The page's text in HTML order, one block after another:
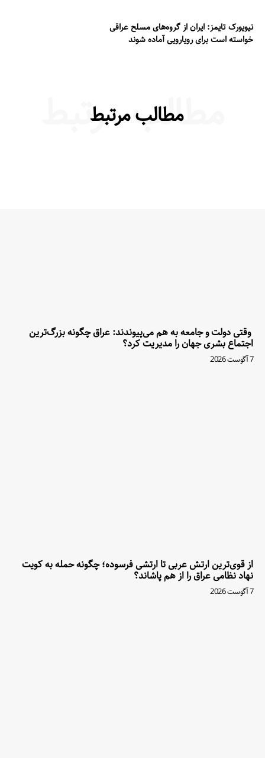
نیویورک تایمز: ایران از گروه‌های مسلح عراقی
خواسته است برای رویارویی آماده شوند
مطالب مرتبط
مطالب مرتبط
وقتی دولت و جامعه به هم می‌پیوندند: عراق چگونه بزرگ‌ترین
اجتماع بشری جهان را مدیریت کرد؟
7 آگوست 2026
از قوی‌ترین ارتش عربی تا ارتشی فرسوده؛ چگونه حمله به کویت
نهاد نظامی عراق را از هم پاشاند؟
7 آگوست 2026